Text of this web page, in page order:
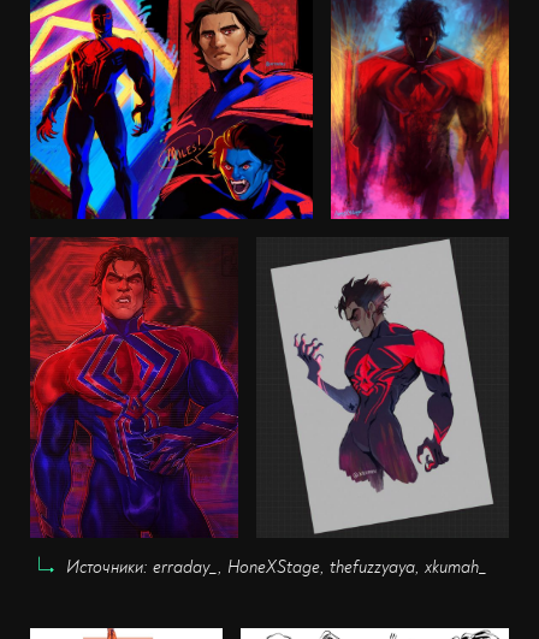
Источники: erraday_, HoneXStage, thefuzzyaya, xkumah_